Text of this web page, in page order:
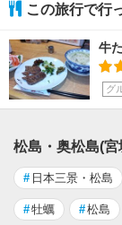
この旅行で行
牛
グ
松島・奥松島(
# 日本三景・松島
#牡蠣 #松島